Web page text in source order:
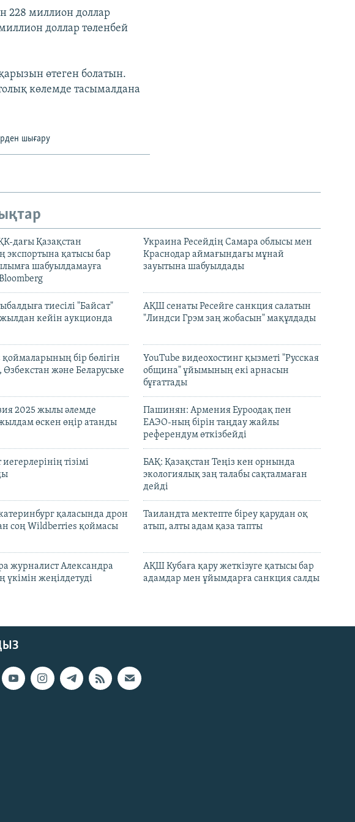
228 миллион доллар
доллар төленбей
өтеген болатын.
көлемде тасымалдана
шығару
дағы Қазақстан
қатысы бар
шабуылдамауға
Украина Ресейдің Самара облысы мен
Краснодар аймағындағы мұнай
зауытына шабуылдады
тиесілі "Байсат"
жылдан кейін аукционда
АҚШ сенаты Ресейге санкция салатын
"Линдси Грэм заң жобасын" мақұлдады
бір бөлігін
Өзбекстан және Беларуське
YouTube видеохостинг қызметі "Русская
община" ұйымының екі арнасын
бұғаттады
2025 жылы әлемде
өскен өңір атанды
Пашинян: Армения Еуроодақ пен
ЕАЭО-ның бірін таңдау жайлы
референдум өткізбейді
тізімі
БАҚ: Қазақстан Теңіз кен орнында
экологиялық заң талабы сақталмаған
дейді
қаласында дрон
соң Wildberries қоймасы
Таиландта мектепте біреу қарудан оқ
атып, алты адам қаза тапты
журналист Александра
үкімін жеңілдетуді
АҚШ Кубаға қару жеткізуге қатысы бар
адамдар мен ұйымдарға санкция салды